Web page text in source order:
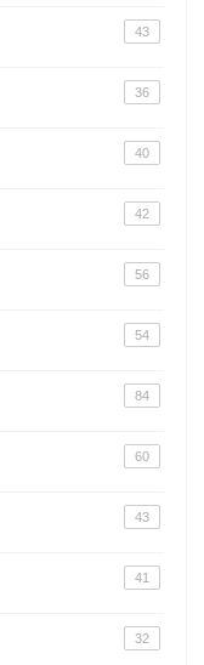
43
36
40
42
56
54
84
60
43
41
32